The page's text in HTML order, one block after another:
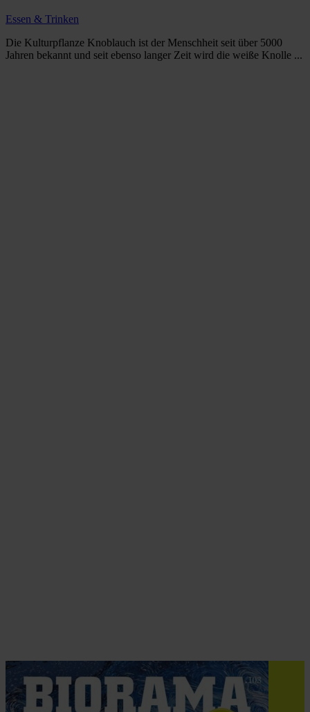
Essen & Trinken
Die Kulturpflanze Knoblauch ist der Menschheit seit über 5000
Jahren bekannt und seit ebenso langer Zeit wird die weiße Knolle ...